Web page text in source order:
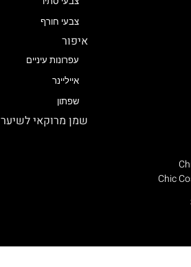
צבעי חורף
איפור
עפרונות עיניים
אייליינר
שפתון
שמן מרוקאי לשיער
Chic